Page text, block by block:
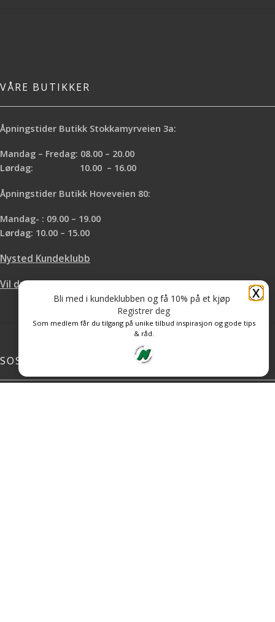
VÅRE BUTIKKER
Åpningstider Butikk Stokkamyrveien 3a:
Mandag – Fredag: 08.00 – 20.00
Lørdag: 10.00 – 16.00
Åpningstider Butikk Hoveveien 80:
Mandag- : 09.00 – 19.00
Lørdag: 10.00 – 15.00
Nysted Kundeklubb
Vil du leie hos oss?
SOSIALE MEDIER
X
Bli med i kundeklubben og få 10% på et kjøp
Registrer deg
Som medlem får du tilgang på unike tilbud inspirasjon og gode tips
& råd.